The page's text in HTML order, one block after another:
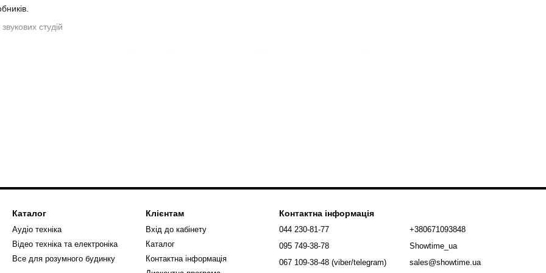
окремо роз'єми. Після цього ви змушені будете виконати їхню спайку. Звичайно, це буде відчутно дешевше. Але це за умови, що
таких робіт.
Каталог
Аудіо техніка
Відео техніка та електроніка
Все для розумного будинку
Клієнтам
Вхід до кабінету
Каталог
Контактна інформація
Контактна інформація
044 230-81-77
095 749-38-78
067 109-38-48 (viber/telegram)
+380671093848
Showtime_ua
sales@showtime.ua